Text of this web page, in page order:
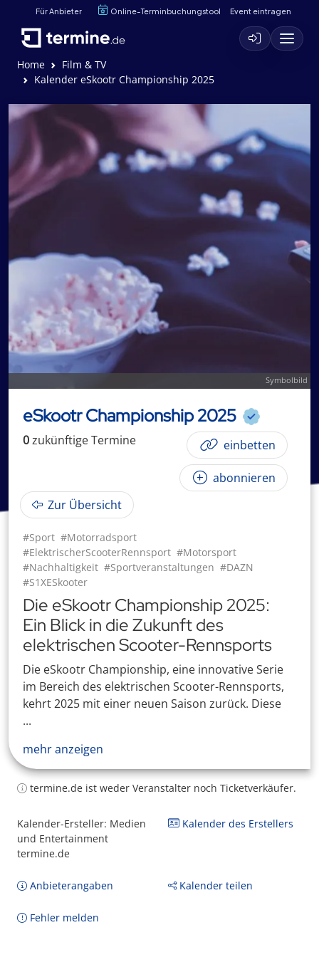
Für Anbieter Online-Terminbuchungstool Event eintragen
Home
Film & TV
Kalender eSkootr Championship 2025
Symbolbild
eSkootr Championship 2025
0zukünftigeTermine einbetten
abonnieren
Zur Übersicht
#Sport #Motorradsport
#ElektrischerScooterRennsport #Motorsport
#Nachhaltigkeit #Sportveranstaltungen #DAZN
#S1XESkooter
Die eSkootr Championship 2025:
Ein Blick in die Zukunft des
elektrischen Scooter-Rennsports
Die eSkootr Championship, eine innovative Serie
im Bereich des elektrischen Scooter-Rennsports,
kehrt 2025 mit einer neuen Saison zurück. Diese
...
mehr anzeigen
termine.de ist weder Veranstalter noch Ticketverkäufer.
Kalender-Ersteller: Medien
und Entertainment
termine.de
Kalender des Erstellers
Anbieterangaben Kalender teilen
Fehler melden